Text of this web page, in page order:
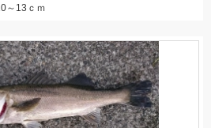
～13ｃｍ